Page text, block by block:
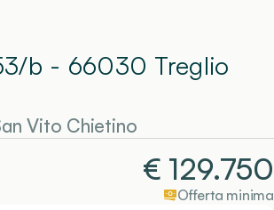
b - 66030 Treglio
Vito Chietino
€ 129.750
Offerta minima